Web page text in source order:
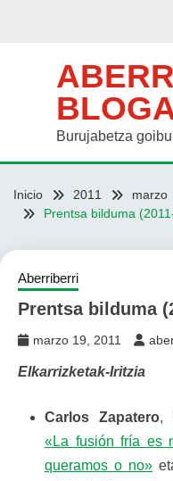
Burujabetza
Inicio 2011 marzo
Prentsa bilduma
Aberriberri
Prentsa bilduma
marzo 19, 2011
Elkarrizketak-Iritzia
Carlos Zapatero,
«La fusión fría es
queramos o no»